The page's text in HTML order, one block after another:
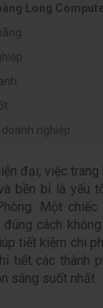
Long
nghiệp
đại, việc
bền bỉ là yếu
Một chiếc
cách
tiết kiệm chi
tiết các thành
sáng suốt nhất.